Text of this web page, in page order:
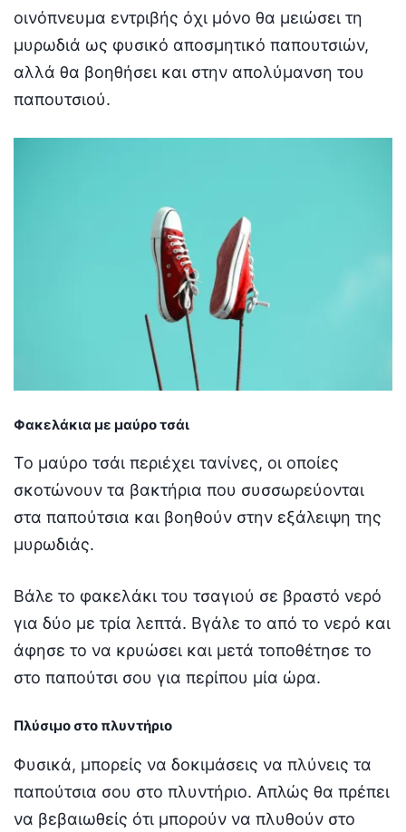
οινόπνευμα εντριβής όχι μόνο θα μειώσει τη
μυρωδιά ως φυσικό αποσμητικό παπουτσιών,
αλλά θα βοηθήσει και στην απολύμανση του
παπουτσιού.
Φακελάκια με μαύρο τσάι
Το μαύρο τσάι περιέχει τανίνες, οι οποίες
σκοτώνουν τα βακτήρια που συσσωρεύονται
στα παπούτσια και βοηθούν στην εξάλειψη της
μυρωδιάς.
Βάλε το φακελάκι του τσαγιού σε βραστό νερό
για δύο με τρία λεπτά. Βγάλε το από το νερό και
άφησε το να κρυώσει και μετά τοποθέτησε το
στο παπούτσι σου για περίπου μία ώρα.
Πλύσιμο στο πλυντήριο
Φυσικά, μπορείς να δοκιμάσεις να πλύνεις τα
παπούτσια σου στο πλυντήριο. Απλώς θα πρέπει
να βεβαιωθείς ότι μπορούν να πλυθούν στο